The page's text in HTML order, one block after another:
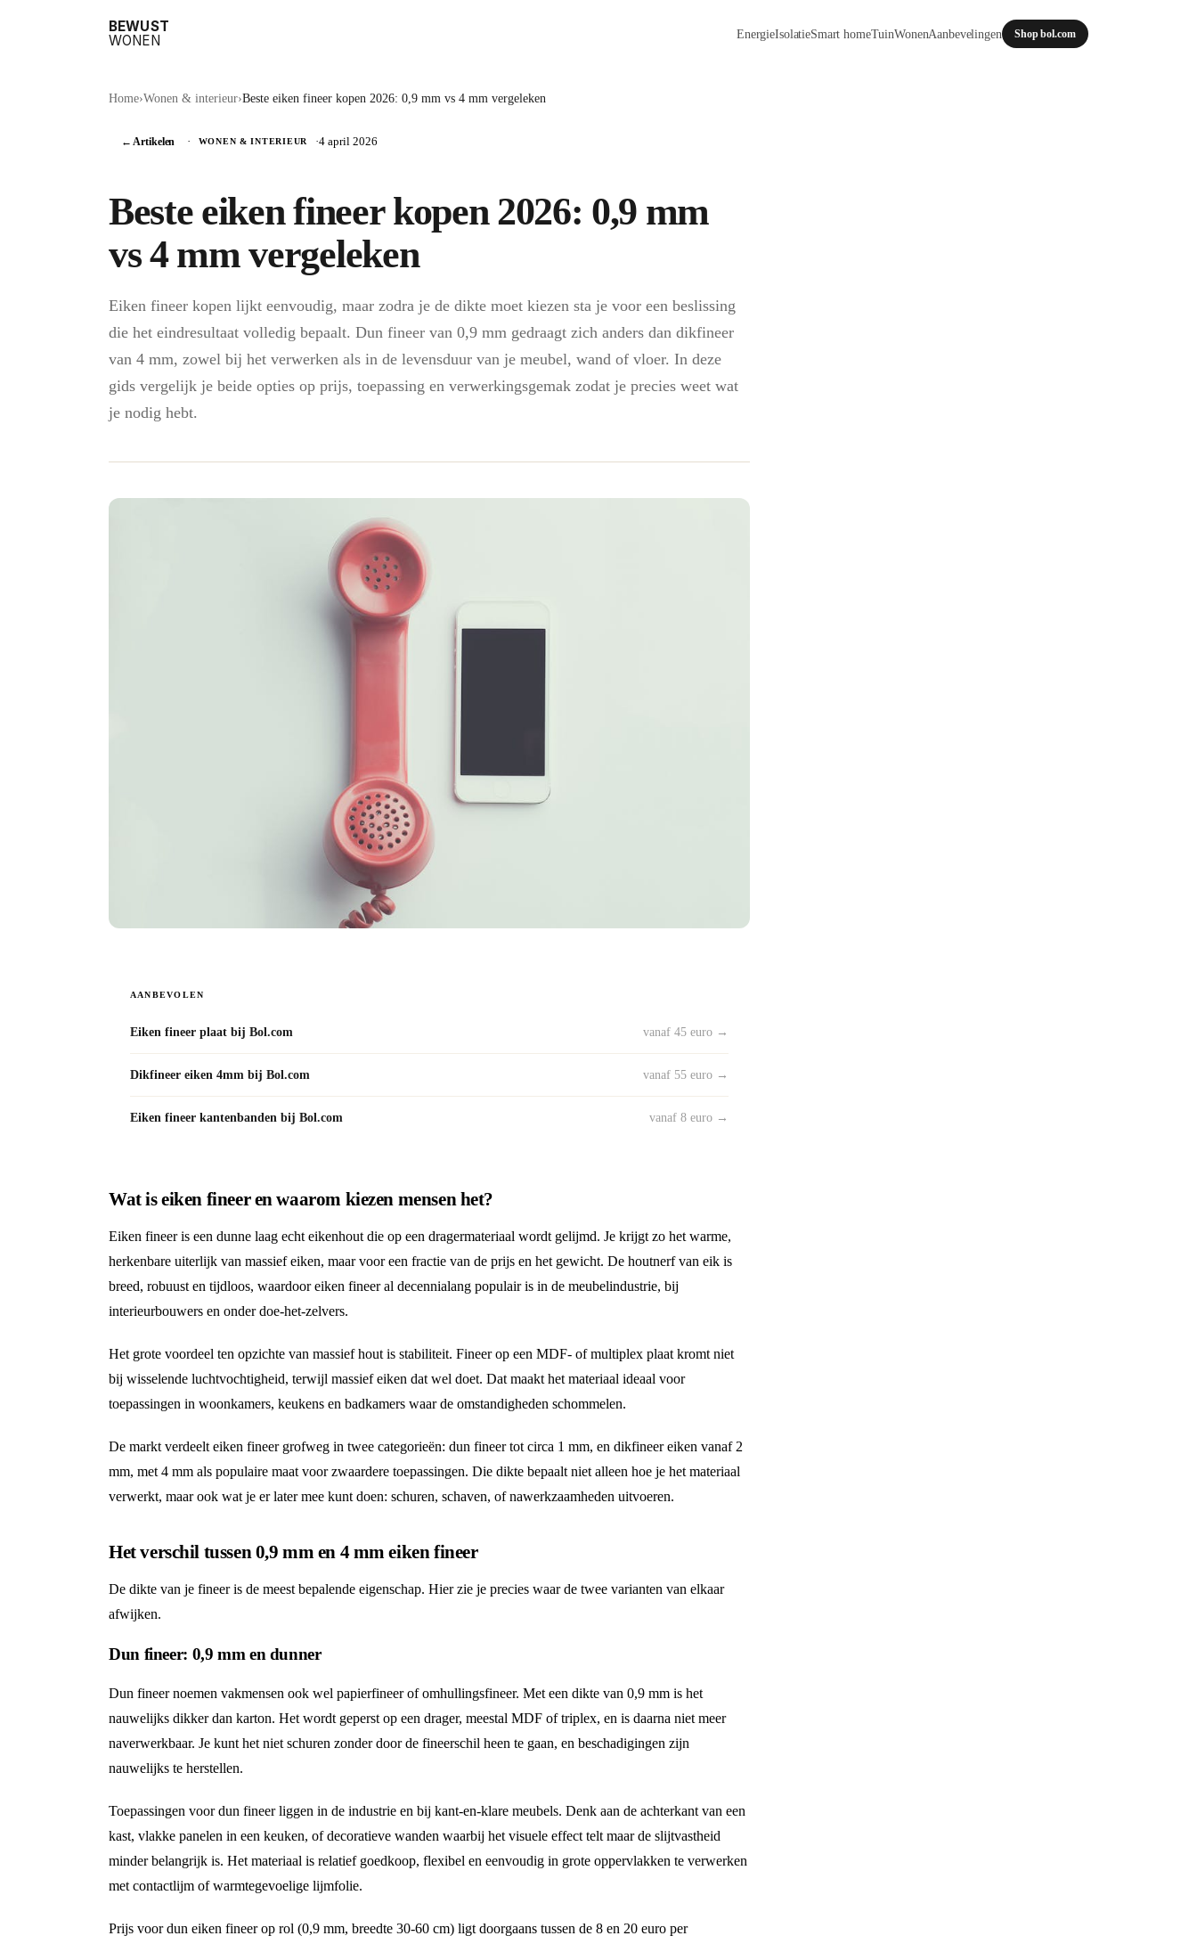
BEWUST
WONEN
EnergieIsolatieSmart homeTuinWonenAanbevelingen Shop bol.com
Home›Wonen & interieur›Beste eiken fineer kopen 2026: 0,9 mm vs 4 mm vergeleken
← Artikelen · WONEN & INTERIEUR ·4 april 2026
Beste eiken fineer kopen 2026: 0,9 mm
vs 4 mm vergeleken
Eiken fineer kopen lijkt eenvoudig, maar zodra je de dikte moet kiezen sta je voor een beslissing
die het eindresultaat volledig bepaalt. Dun fineer van 0,9 mm gedraagt zich anders dan dikfineer
van 4 mm, zowel bij het verwerken als in de levensduur van je meubel, wand of vloer. In deze
gids vergelijk je beide opties op prijs, toepassing en verwerkingsgemak zodat je precies weet wat
je nodig hebt.
AANBEVOLEN
Eiken fineer plaat bij Bol.com vanaf 45 euro →
Dikfineer eiken 4mm bij Bol.com vanaf 55 euro →
Eiken fineer kantenbanden bij Bol.com vanaf 8 euro →
Wat is eiken fineer en waarom kiezen mensen het?
Eiken fineer is een dunne laag echt eikenhout die op een dragermateriaal wordt gelijmd. Je krijgt zo het warme,
herkenbare uiterlijk van massief eiken, maar voor een fractie van de prijs en het gewicht. De houtnerf van eik is
breed, robuust en tijdloos, waardoor eiken fineer al decennialang populair is in de meubelindustrie, bij
interieurbouwers en onder doe-het-zelvers.
Het grote voordeel ten opzichte van massief hout is stabiliteit. Fineer op een MDF- of multiplex plaat kromt niet
bij wisselende luchtvochtigheid, terwijl massief eiken dat wel doet. Dat maakt het materiaal ideaal voor
toepassingen in woonkamers, keukens en badkamers waar de omstandigheden schommelen.
De markt verdeelt eiken fineer grofweg in twee categorieën: dun fineer tot circa 1 mm, en dikfineer eiken vanaf 2
mm, met 4 mm als populaire maat voor zwaardere toepassingen. Die dikte bepaalt niet alleen hoe je het materiaal
verwerkt, maar ook wat je er later mee kunt doen: schuren, schaven, of nawerkzaamheden uitvoeren.
Het verschil tussen 0,9 mm en 4 mm eiken fineer
De dikte van je fineer is de meest bepalende eigenschap. Hier zie je precies waar de twee varianten van elkaar
afwijken.
Dun fineer: 0,9 mm en dunner
Dun fineer noemen vakmensen ook wel papierfineer of omhullingsfineer. Met een dikte van 0,9 mm is het
nauwelijks dikker dan karton. Het wordt geperst op een drager, meestal MDF of triplex, en is daarna niet meer
naverwerkbaar. Je kunt het niet schuren zonder door de fineerschil heen te gaan, en beschadigingen zijn
nauwelijks te herstellen.
Toepassingen voor dun fineer liggen in de industrie en bij kant-en-klare meubels. Denk aan de achterkant van een
kast, vlakke panelen in een keuken, of decoratieve wanden waarbij het visuele effect telt maar de slijtvastheid
minder belangrijk is. Het materiaal is relatief goedkoop, flexibel en eenvoudig in grote oppervlakken te verwerken
met contactlijm of warmtegevoelige lijmfolie.
Prijs voor dun eiken fineer op rol (0,9 mm, breedte 30-60 cm) ligt doorgaans tussen de 8 en 20 euro per